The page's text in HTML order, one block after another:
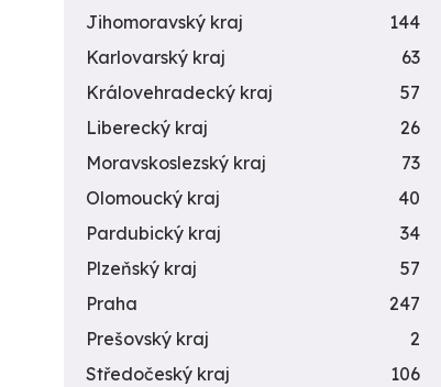
Jihomoravský kraj
144
Karlovarský kraj
63
Královehradecký kraj
57
Liberecký kraj
26
Moravskoslezský kraj
73
Olomoucký kraj
40
Pardubický kraj
34
Plzeňský kraj
57
Praha
247
Prešovský kraj
2
Středočeský kraj
106